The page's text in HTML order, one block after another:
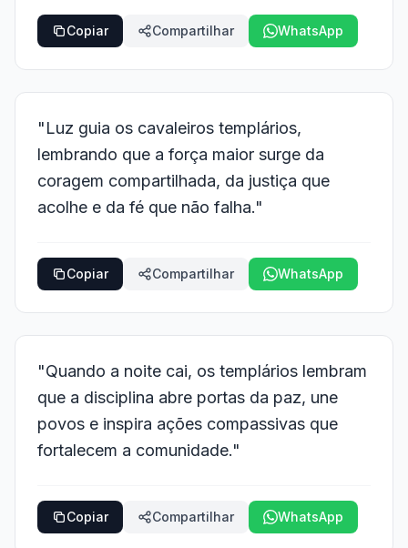
Copiar Compartilhar WhatsApp
"Luz guia os cavaleiros templários,
lembrando que a força maior surge da
coragem compartilhada, da justiça que
acolhe e da fé que não falha."
Copiar Compartilhar WhatsApp
"Quando a noite cai, os templários lembram
que a disciplina abre portas da paz, une
povos e inspira ações compassivas que
fortalecem a comunidade."
Copiar Compartilhar WhatsApp